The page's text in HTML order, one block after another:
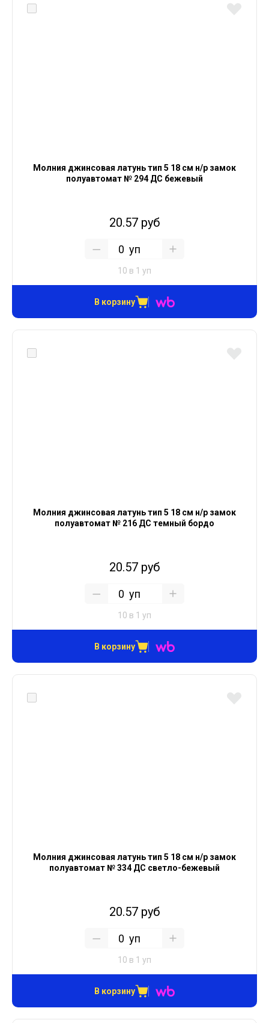
Молния джинсовая латунь тип 5 18 см н/р замок
полуавтомат № 294 ДС бежевый
20.57 руб
уп
10 в 1 уп
В корзину
Молния джинсовая латунь тип 5 18 см н/р замок
полуавтомат № 216 ДС темный бордо
20.57 руб
уп
10 в 1 уп
В корзину
Молния джинсовая латунь тип 5 18 см н/р замок
полуавтомат № 334 ДС светло-бежевый
20.57 руб
уп
10 в 1 уп
В корзину